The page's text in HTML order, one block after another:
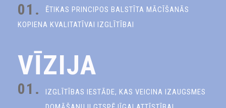
01.
ĒTIKAS PRINCIPOS BALSTĪTA MĀCĪŠANĀS
KOPIENA KVALITATĪVAI IZGLĪTĪBAI
VĪZIJA
01.
IZGLĪTĪBAS IESTĀDE, KAS VEICINA IZAUGSMES